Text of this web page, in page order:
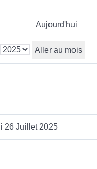
Aujourd'hui
Aller au mois
26 Juillet 2025